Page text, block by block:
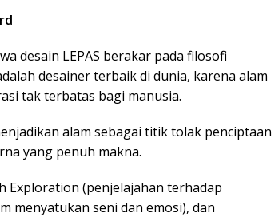
desain LEPAS berakar pada filosofi
desainer terbaik di dunia, karena alam
tak terbatas bagi manusia.
alam sebagai titik tolak penciptaan
yang penuh makna.
Exploration (penjelajahan terhadap
menyatukan seni dan emosi), dan